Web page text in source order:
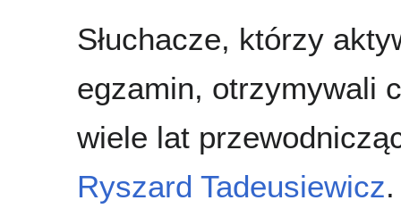
Słuchacze, którzy
egzamin, otrzymywali
wiele lat
Ryszard Tadeusiewicz.